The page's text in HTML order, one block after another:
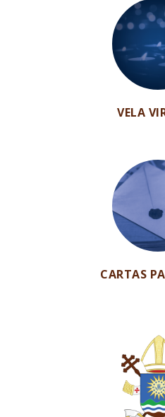
VELA
CARTAS